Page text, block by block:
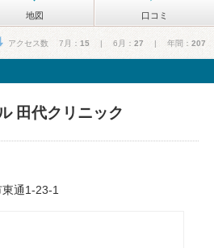
地図 口コミ
アクセス数 7月： 15 | 6月： 27 | 年間： 207
田代クリニック
通1-23-1